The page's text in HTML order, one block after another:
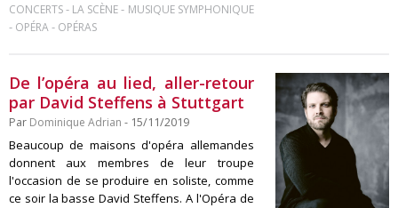
CONCERTS- LA SCÈNE- MUSIQUE SYMPHONIQUE
- OPÉRA- OPÉRAS
De l’opéra au lied, aller-retour
par David Steffens à Stuttgart
Par Dominique Adrian - 15/11/2019
Beaucoup de maisons d'opéra allemandes
donnent aux membres de leur troupe
l'occasion de se produire en soliste, comme
ce soir la basse David Steffens. A l'Opéra de